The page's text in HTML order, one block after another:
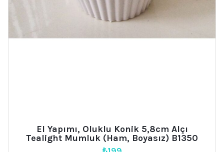
El Yapımı, Oluklu Konik 5,8cm Alçı
Tealight Mumluk (Ham, Boyasız) B1350